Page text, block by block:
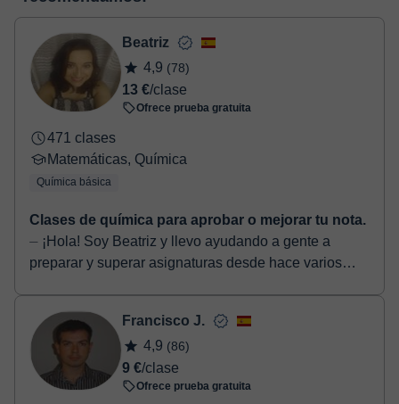
Una vez realices el pago de la clase, recibirás un e-mail de
confirmación de la reserva.
Beatriz
4,9 (78)
13 €/clase
Ofrece prueba gratuita
471 clases
Matemáticas, Química
Química básica
Clases de química para aprobar o mejorar tu nota.
⏤ ¡Hola! Soy Beatriz y llevo ayudando a gente a
preparar y superar asignaturas desde hace varios
Francisco J.
4,9 (86)
9 €/clase
Ofrece prueba gratuita